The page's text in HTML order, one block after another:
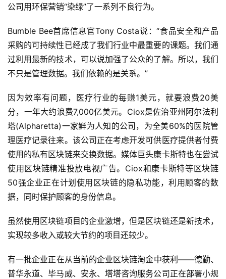
公司用环保营销“染绿”了一系列不良行为。
Bumble Bee首席信息官Tony Costa说：“食品安全和产品
采购的可持续性已经成了我们行业中最重要的课题。我们通
过利用最新的技术，可以说加强了公众的了解。所以，我们
不只是管理数据。我们依赖的是关系。”
因为效率有问题，医疗行业的每赚1美元，就要浪费20美
分，一年大约浪费7,000亿美元。Ciox是佐治亚州阿尔法利
塔(Alpharetta)一家鲜为人知的公司，为全美60%的医院管
理医疗记录往来。该公司正在考虑开发可供医疗提供者付费
使用的私有区块链来交换数据。媒体巨头康卡斯特也在尝试
使用区块链精准投放电视广告。Ciox和康卡斯特等区块链
50强企业正在计划使用区块链的隐私功能，利用顾客的数
据，同时保护顾客的身份信息。
虽然使用区块链项目的企业激增，但是区块链还是新技术，
实现较多收入或较大节约的项目还较少。
有一批企业正在从当前的企业区块链淘金中获利——德勤、
普华永道、毕马威、安永、塔塔咨询服务公司正在部署小规